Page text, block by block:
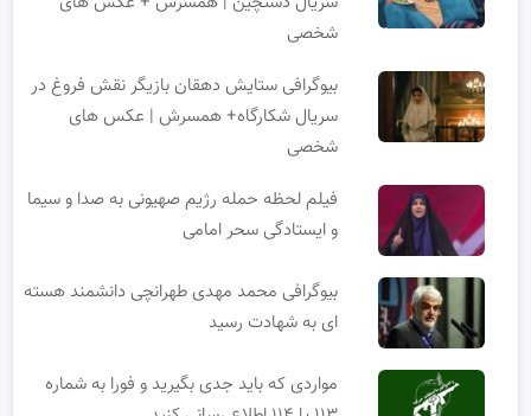
شخصی
بیوگرافی ستایش دهقان بازیگر نقش فروغ در
سریال شکارگاه+ همسرش | عکس های
شخصی
فیلم لحظه حمله رژیم صهیونی به صدا و سیما
و ایستادگی سحر امامی
بیوگرافی محمد مهدی طهرانچی دانشمند هسته
ای به شهادت رسید
مواردی که باید جدی بگیرید و فورا به شماره